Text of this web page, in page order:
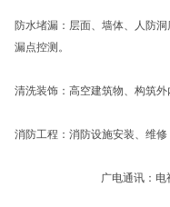
防水堵漏：层面、墙体、人防
漏点控测。
清洗装饰：高空建筑物、构筑
消防工程：消防设施安装、维
广电通讯：电